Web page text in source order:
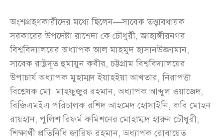
অংশগ্রহণকারীদের মধ্যে ছিলেন—সাবেক তত্ত্বাবধায়ক
সরকারের উপদেষ্টা রাশেদা কে চৌধুরী, জাহাঙ্গীরনগর
বিশ্ববিদ্যালয়ের অধ্যাপক আল মাহমুদ হাসানউজ্জামান,
সাবেক রাষ্ট্রদূত হুমায়ুন কবীর, চট্টগ্রাম বিশ্ববিদ্যালয়ের
উপাচার্য অধ্যাপক মুহাম্মদ ইয়াহইয়া আখতার, নিরাপত্তা
বিশ্লেষক মো. মাহফুজুর রহমান, অধ্যাপক আব্দুল ওয়াজেদ,
বিজিএমইএ পরিচালক রশিদ আহমেদ হোসাইনি, কবি মোহন
রায়হান, পুলিশ রিফর্ম কমিশনের মোহাম্মদ হারুন চৌধুরী,
শিক্ষার্থী প্রতিনিধি জারিফ রহমান, অধ্যাপক রোবায়েত